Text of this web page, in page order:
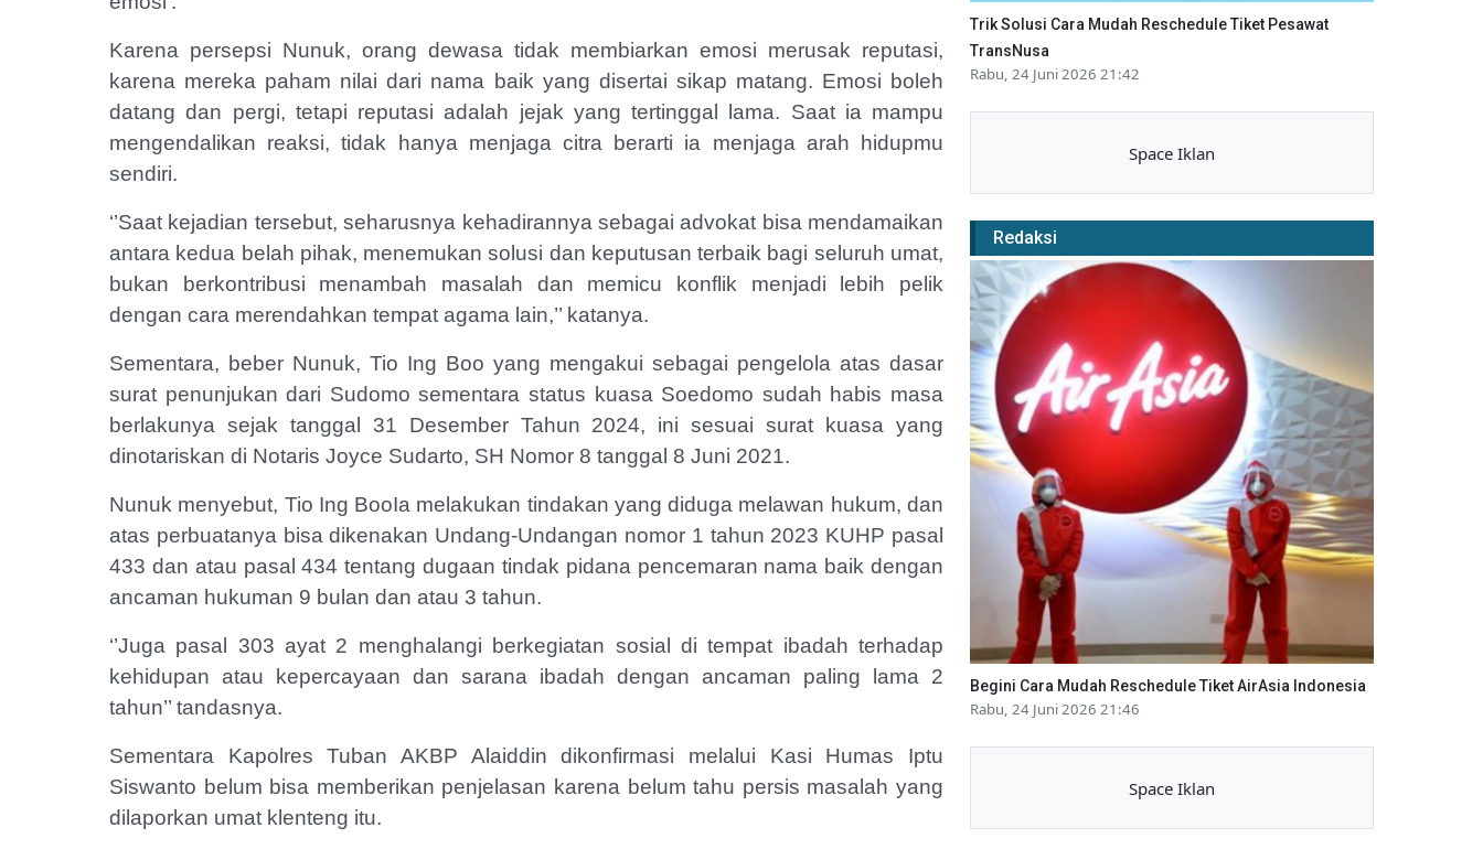
Karena persepsi Nunuk, orang dewasa tidak membiarkan emosi merusak reputasi,
karena mereka paham nilai dari nama baik yang disertai sikap matang. Emosi boleh
datang dan pergi, tetapi reputasi adalah jejak yang tertinggal lama. Saat ia mampu
mengendalikan reaksi, tidak hanya menjaga citra berarti ia menjaga arah hidupmu
sendiri.
‘’Saat kejadian tersebut, seharusnya kehadirannya sebagai advokat bisa mendamaikan
antara kedua belah pihak, menemukan solusi dan keputusan terbaik bagi seluruh umat,
bukan berkontribusi menambah masalah dan memicu konflik menjadi lebih pelik
dengan cara merendahkan tempat agama lain,’’ katanya.
Sementara, beber Nunuk, Tio Ing Boo yang mengakui sebagai pengelola atas dasar
surat penunjukan dari Sudomo sementara status kuasa Soedomo sudah habis masa
berlakunya sejak tanggal 31 Desember Tahun 2024, ini sesuai surat kuasa yang
dinotariskan di Notaris Joyce Sudarto, SH Nomor 8 tanggal 8 Juni 2021.
Nunuk menyebut, Tio Ing BooIa melakukan tindakan yang diduga melawan hukum, dan
atas perbuatanya bisa dikenakan Undang-Undangan nomor 1 tahun 2023 KUHP pasal
433 dan atau pasal 434 tentang dugaan tindak pidana pencemaran nama baik dengan
ancaman hukuman 9 bulan dan atau 3 tahun.
‘’Juga pasal 303 ayat 2 menghalangi berkegiatan sosial di tempat ibadah terhadap
kehidupan atau kepercayaan dan sarana ibadah dengan ancaman paling lama 2
tahun’’ tandasnya.
Sementara Kapolres Tuban AKBP Alaiddin dikonfirmasi melalui Kasi Humas Iptu
Siswanto belum bisa memberikan penjelasan karena belum tahu persis masalah yang
dilaporkan umat klenteng itu.
Trik Solusi Cara Mudah Reschedule Tiket Pesawat
TransNusa
Rabu, 24 Juni 2026 21:42
Space Iklan
Redaksi
Begini Cara Mudah Reschedule Tiket AirAsia Indonesia
Rabu, 24 Juni 2026 21:46
Space Iklan